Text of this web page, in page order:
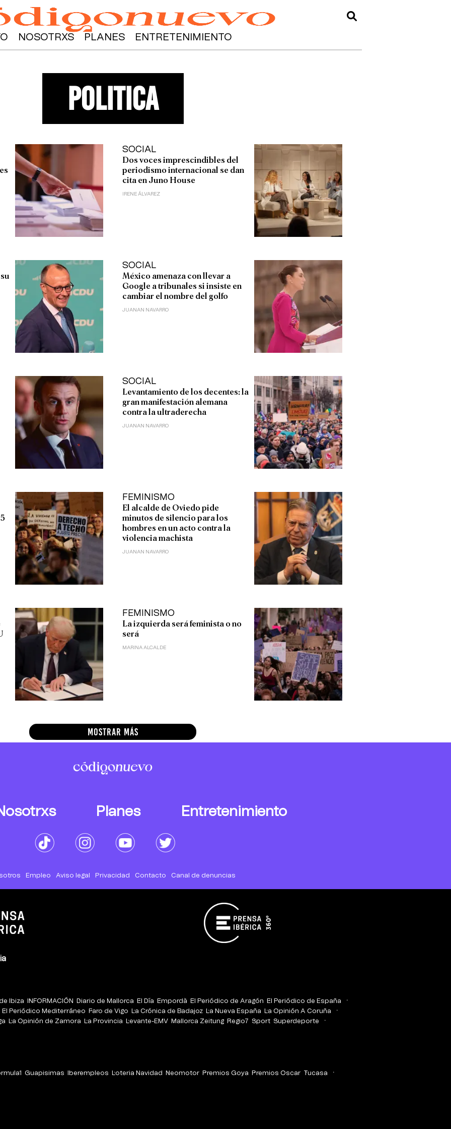
NOSOTRXS PLANES ENTRETENIMIENTO
politica
SOCIAL
Dos voces imprescindibles del
periodismo internacional se dan
cita en Juno House
IRENE ÁLVAREZ
SOCIAL
México amenaza con llevar a
Google a tribunales si insiste en
cambiar el nombre del golfo
JUANAN NAVARRO
SOCIAL
Levantamiento de los decentes: la
gran manifestación alemana
contra la ultraderecha
JUANAN NAVARRO
FEMINISMO
El alcalde de Oviedo pide
minutos de silencio para los
hombres en un acto contra la
violencia machista
JUANAN NAVARRO
FEMINISMO
La izquierda será feminista o no
será
MARINA ALCALDE
MOSTRAR MÁS
Planes Entretenimiento
Empleo Aviso legal Privacidad Contacto Canal de denuncias
Ibiza INFORMACIÓN Diario de Mallorca El Día Empordà El Periódico de Aragón
El Periódico de España
El Periódico Mediterráneo Faro de Vigo La Crónica de Badajoz La Nueva España
La Opinión A Coruña
La Opinión de Zamora La Provincia Levante-EMV Mallorca Zeitung Regio7 Sport Superdeporte
Guapisimas Iberempleos Loteria Navidad Neomotor Premios Goya Premios Oscar
Tucasa